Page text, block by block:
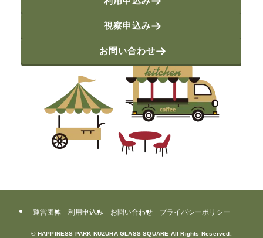
視察申込み
お問い合わせ
運営団体 利用申込み お問い合わせ プライバシーポリシー
©HAPPINESS PARK KUZUHA GLASS SQUARE All Rights Reserved.